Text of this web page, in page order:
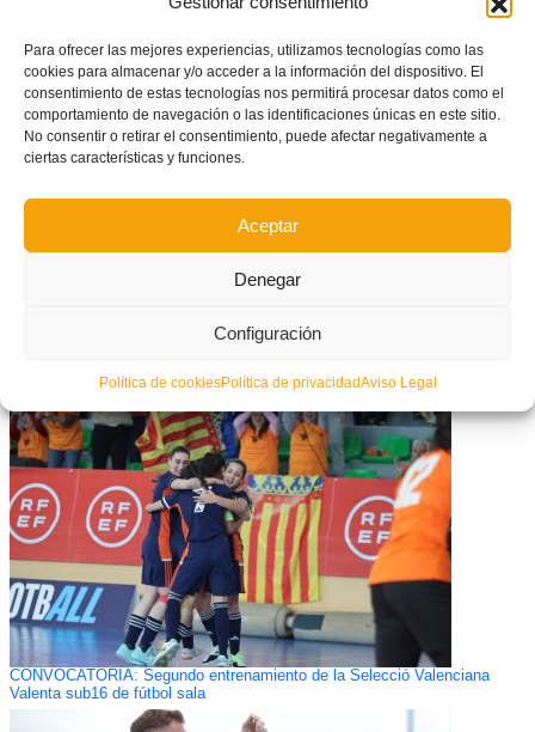
Para ofrecer las mejores experiencias, utilizamos tecnologías como las
cookies para almacenar y/o acceder a la información del dispositivo. El
consentimiento de estas tecnologías nos permitirá procesar datos como el
comportamiento de navegación o las identificaciones únicas en este sitio.
No consentir o retirar el consentimiento, puede afectar negativamente a
ciertas características y funciones.
Aceptar
Denegar
Configuración
Política de cookiesPolítica de privacidadAviso Legal
RFEF-Circular-No-108-Normas-Reguladoras
Descarga
RFEF-1a-Fase-Sedes-y-horarios-2022
Descarga
Facebook
TwitterCompartir
What you can read next
CONVOCATORIA: Segundo entrenamiento de la Selecció Valenciana
Valenta sub16 de fútbol sala